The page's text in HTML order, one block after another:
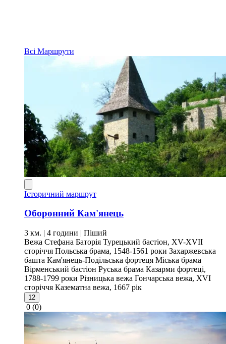
Всі Маршрути
Історичний маршрут
Оборонний Кам'янець
3 км. | 4 години | Піший
Вежа Стефана Баторія Турецький бастіон, XV-XVII
сторіччя Польська брама, 1548-1561 роки Захаржевська
башта Кам'янець-Подільська фортеця Міська брама
Вірменський бастіон Руська брама Казарми фортеці,
1788-1799 роки Різницька вежа Гончарська вежа, XVI
сторіччя Казематна вежа, 1667 рік
12
0 (0)